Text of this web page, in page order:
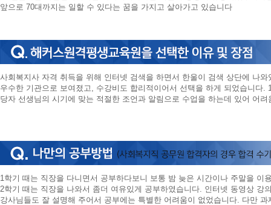
앞으로 70대까지는 일할 수 있다는 꿈을 가지고 살아가고 있습니다
사회복지사 자격 취득을 위해 인터넷 검색을 하면서 한울이 검색 상단에 나
우수한 기관으로 보여졌고, 수강비도 합리적이어서 선택을 하게 되었습니다.
당자 선생님의 시기에 맞는 적절한 조언과 알림으로 수업을 하는데 있어 어
1학기 때는 직장을 다니면서 공부하다보니 보통 밤 늦은 시간이나 주말을 이
2학기 때는 직장을 나와서 좀더 여유있게 공부하였습니다. 인터넷 동영상 강
강사님들도 잘 설명해 주어서 공부에는 특별한 어려움이 없었습니다. 다만